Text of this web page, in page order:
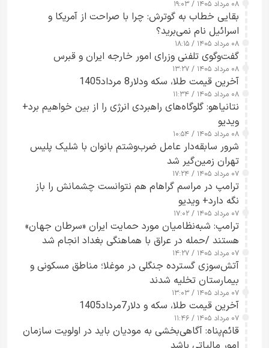
۰۸ مرداد ۱۴۰۵ / ۱۹:۰۳
بقایی خطاب به گوترش: چرا با صراحت از آمریکا و
اسرائیل نام نمی‌برید؟
۰۸ مرداد ۱۴۰۵ / ۱۸:۱۵
گفت‌وگوی تلفنی وزرای امور خارجه ایران و قبرس
۰۸ مرداد ۱۴۰۵ / ۱۳:۲۷
آخرین قیمت طلا، سکه ودلار8 مرداد1405
۰۸ مرداد ۱۴۰۵ / ۱۱:۳۴
نتانیاهو: گلوگاه‌های راهبردی انرژی را از بین خواهیم برد+
ویدیو
۰۸ مرداد ۱۴۰۵ / ۱۰:۵۴
شرور سابقه‌دار عامل ضرب‌وشتم بانوان با شلیک پلیس
تهران زمین‌گیر شد
۰۷ مرداد ۱۴۰۵ / ۱۷:۲۴
ترامپ در مراسم گراهام هم نتوانست چشمانش را باز
نگه دارد+ ویدیو
۰۷ مرداد ۱۴۰۵ / ۱۷:۰۲
ترامپ: شبه‌نظامیان مورد حمایت ایران «سرطان جهان»
هستند /حمله در عراق با هماهنگی بغداد انجام شد
۰۷ مرداد ۱۴۰۵ / ۱۴:۲۷
آتش‌سوزی گسترده جنگلی در موغلا؛ مناطق مسکونی و
بیمارستان تخلیه شدند
۰۷ مرداد ۱۴۰۵ / ۱۳:۰۳
آخرین قیمت طلا، سکه و دلار7مرداد1405
۰۷ مرداد ۱۴۰۵ / ۱۱:۴۶
قائم‌پناه: آگاهی‌بخشی به مودیان باید در اولویت سازمان